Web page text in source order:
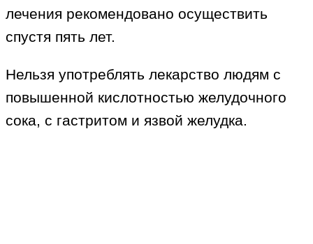
лечения рекомендовано осуществить
спустя пять лет.
Нельзя употреблять лекарство людям с
повышенной кислотностью желудочного
сока, с гастритом и язвой желудка.